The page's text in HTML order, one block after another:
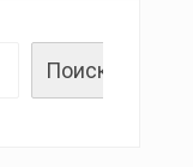
Поиск